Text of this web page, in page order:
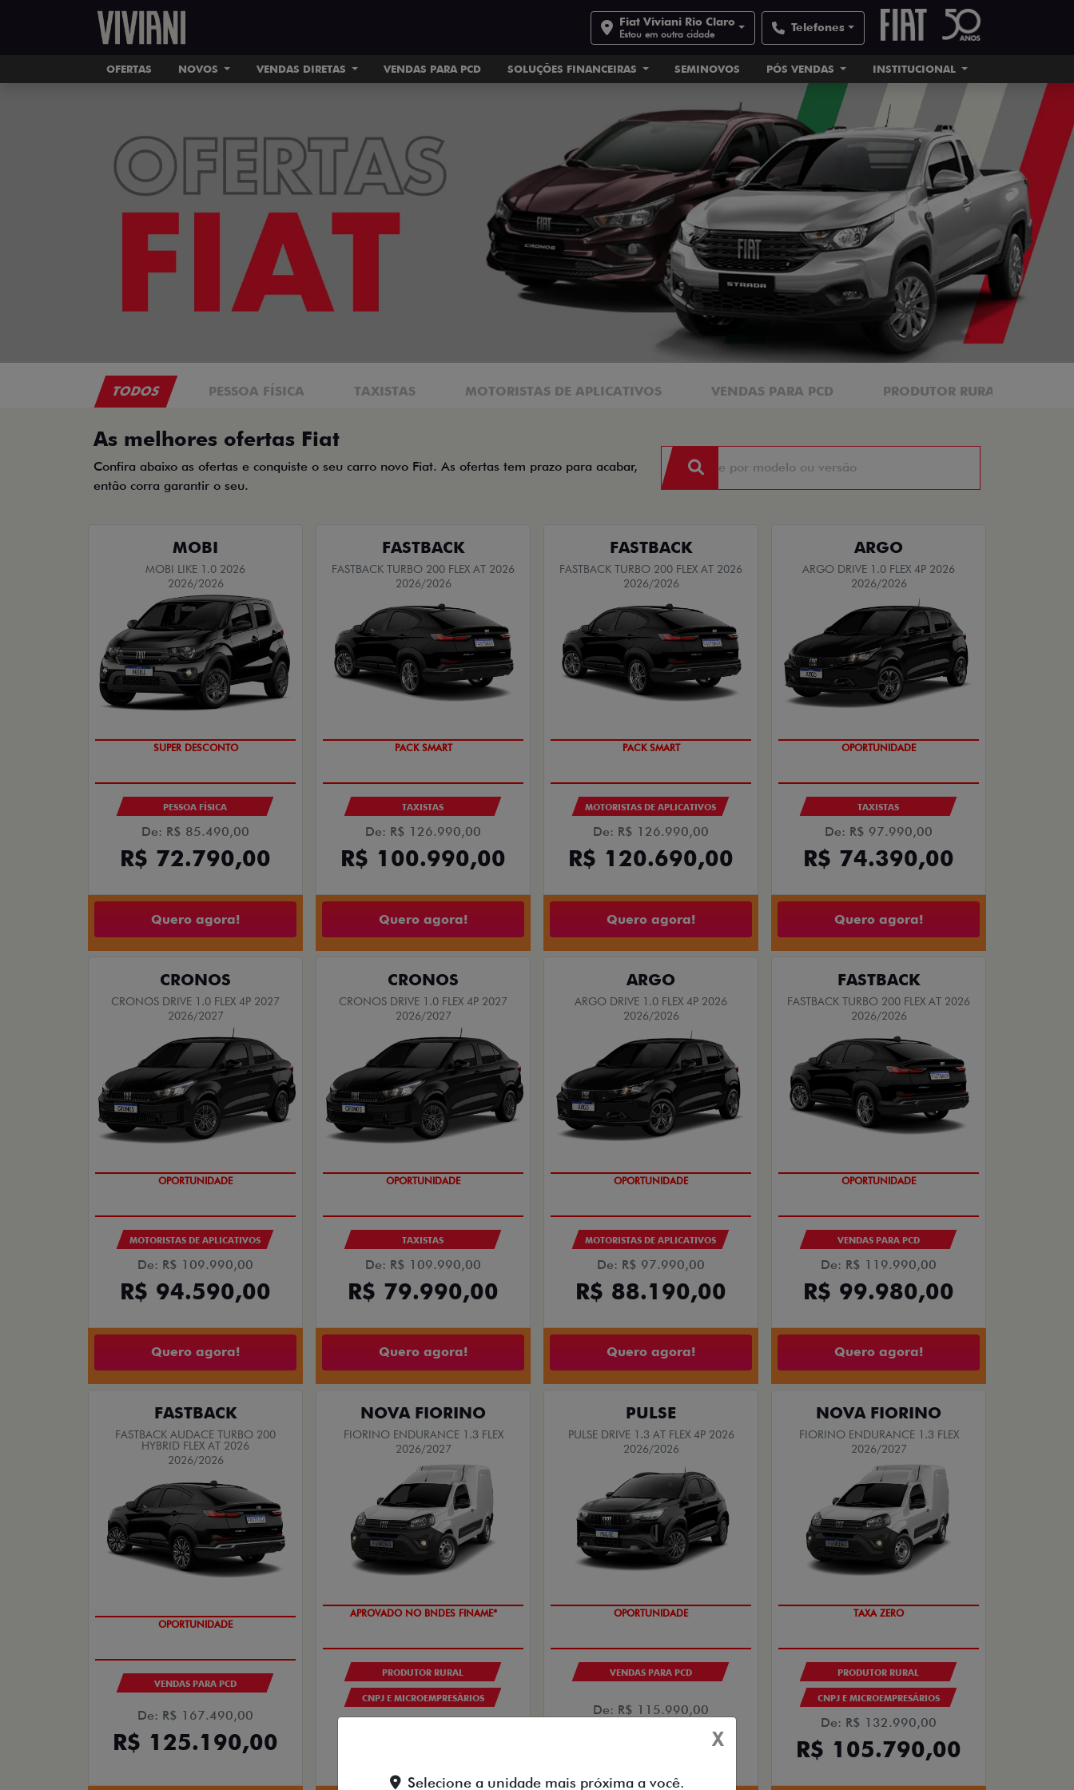
Fiat Viviani Rio Claro
Estou em outra cidade Telefones
OFERTAS NOVOS VENDAS DIRETAS VENDAS PARA PCD SOLUÇÕES FINANCEIRAS SEMINOVOS PÓS VENDAS INSTITUCIONAL
TODOS PESSOA FÍSICA TAXISTAS MOTORISTAS DE APLICATIVOS VENDAS PARA PCD PRODUTOR RURAL
As melhores ofertas Fiat
Confira abaixo as ofertas e conquiste o seu carro novo Fiat. As ofertas tem prazo para acabar,
então corra garantir o seu.
MOBI
MOBI LIKE 1.0 2026
2026/2026
PESSOA FÍSICA
De: R$ 85.490,00
R$ 72.790,00
Quero agora!
FASTBACK
FASTBACK TURBO 200 FLEX AT 2026
2026/2026
PACK SMART
TAXISTAS
De: R$ 126.990,00
R$ 100.990,00
Quero agora!
FASTBACK
FASTBACK TURBO 200 FLEX AT 2026
2026/2026
PACK SMART
MOTORISTAS DE APLICATIVOS
De: R$ 126.990,00
R$ 120.690,00
Quero agora!
ARGO
ARGO DRIVE 1.0 FLEX 4P 2026
2026/2026
OPORTUNIDADE
TAXISTAS
De: R$ 97.990,00
R$ 74.390,00
Quero agora!
CRONOS
CRONOS DRIVE 1.0 FLEX 4P 2027
2026/2027
OPORTUNIDADE
MOTORISTAS DE APLICATIVOS
De: R$ 109.990,00
R$ 94.590,00
Quero agora!
CRONOS
CRONOS DRIVE 1.0 FLEX 4P 2027
2026/2027
OPORTUNIDADE
TAXISTAS
De: R$ 109.990,00
R$ 79.990,00
Quero agora!
ARGO
ARGO DRIVE 1.0 FLEX 4P 2026
2026/2026
OPORTUNIDADE
MOTORISTAS DE APLICATIVOS
De: R$ 97.990,00
R$ 88.190,00
Quero agora!
FASTBACK
FASTBACK TURBO 200 FLEX AT 2026
2026/2026
OPORTUNIDADE
VENDAS PARA PCD
De: R$ 119.990,00
R$ 99.980,00
Quero agora!
FASTBACK
FASTBACK AUDACE TURBO 200
HYBRID FLEX AT 2026
2026/2026
OPORTUNIDADE
VENDAS PARA PCD
De: R$ 167.490,00
R$ 125.190,00
NOVA FIORINO
FIORINO ENDURANCE 1.3 FLEX
2026/2027
APROVADO NO BNDES FINAME*
PRODUTOR RURAL
CNPJ E MICROEMPRESÁRIOS
De: R$ 132.990,00
PULSE
PULSE DRIVE 1.3 AT FLEX 4P 2026
2026/2026
OPORTUNIDADE
VENDAS PARA PCD
De: R$ 115.990,00
R$ 98.890,00
NOVA FIORINO
FIORINO ENDURANCE 1.3 FLEX
2026/2027
TAXA ZERO
PRODUTOR RURAL
CNPJ E MICROEMPRESÁRIOS
De: R$ 132.990,00
R$ 105.790,00
X
Selecione a unidade mais próxima a você.